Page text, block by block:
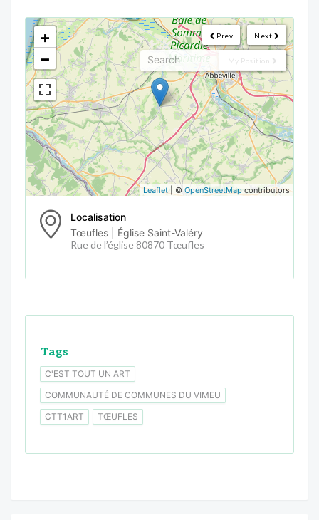
Next
Prev
My Position
<!---->
+
−
Leaflet | © OpenStreetMap contributors
Localisation
Tœufles | Église Saint-Valéry
Rue de l’église 80870 Tœufles
Tags
C'EST TOUT UN ART
COMMUNAUTÉ DE COMMUNES DU VIMEU
CTT1ART
TŒUFLES